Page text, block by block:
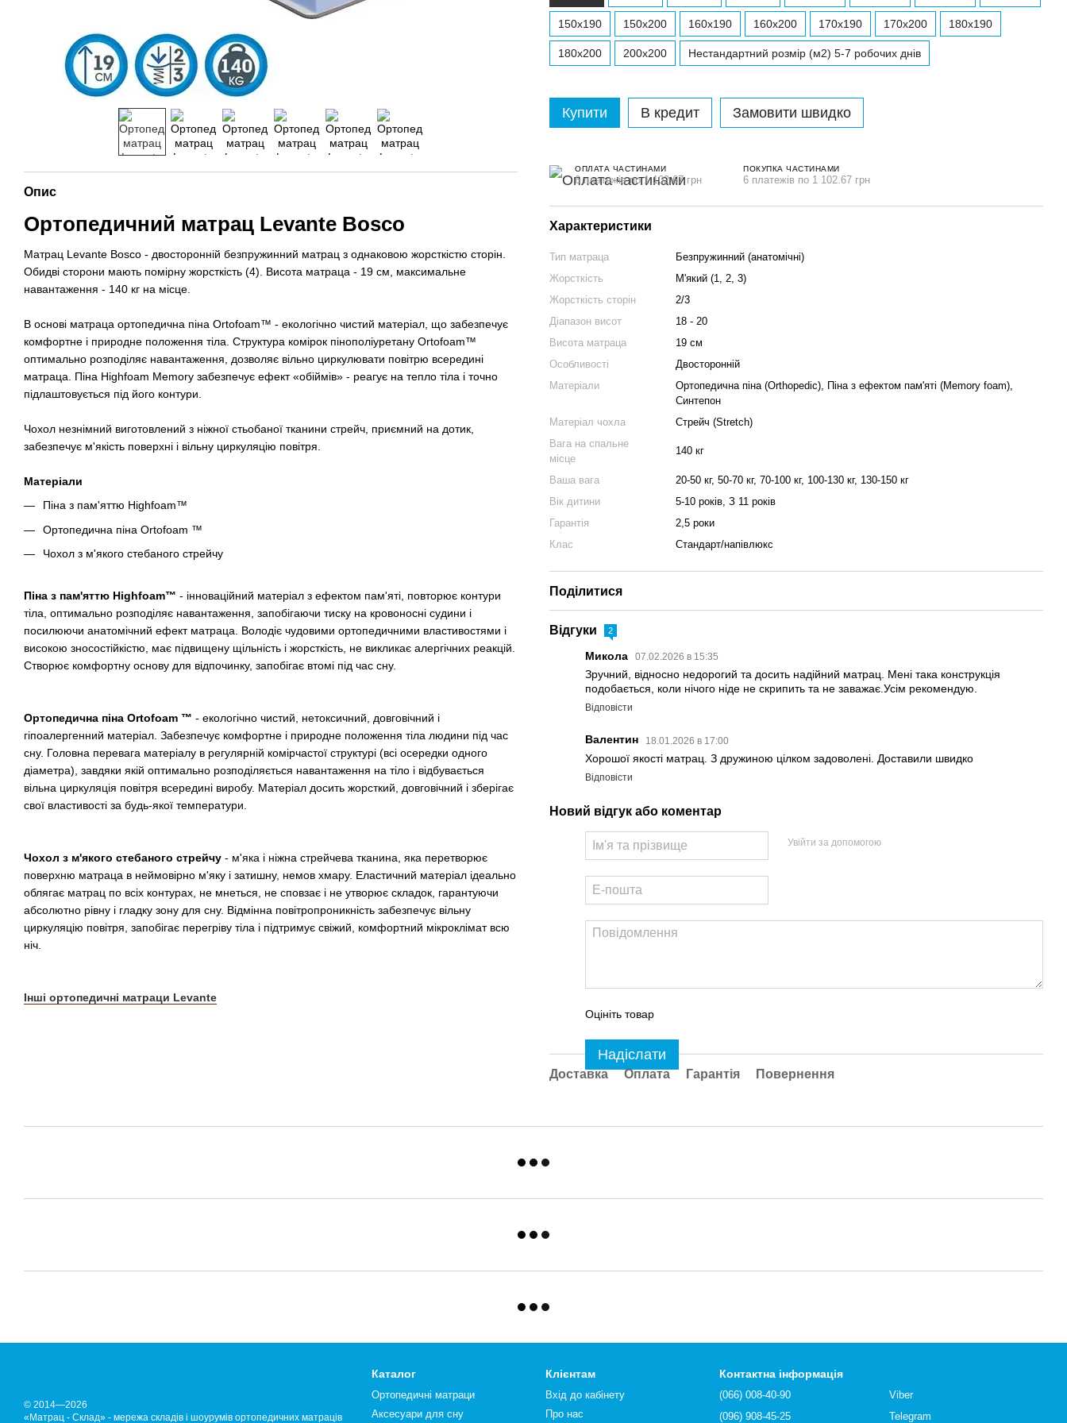
Опис
Ортопедичний матрац Levante Bosco
Матрац Levante Bosco - двосторонній безпружинний матрац з однаковою жорсткістю сторін.
Обидві сторони мають помірну жорсткість (4). Висота матраца - 19 см, максимальне
навантаження - 140 кг на місце.
В основі матраца ортопедична піна Ortofoam™ - екологічно чистий матеріал, що забезпечує
комфортне і природне положення тіла. Структура комірок пінополіуретану Ortofoam™
оптимально розподіляє навантаження, дозволяє вільно циркулювати повітрю всередині
матраца. Піна Highfoam Memory забезпечує ефект «обіймів» - реагує на тепло тіла і точно
підлаштовується під його контури.
Чохол незнімний виготовлений з ніжної стьобаної тканини стрейч, приємний на дотик,
забезпечує м'якість поверхні і вільну циркуляцію повітря.
Матеріали
Піна з пам'яттю Highfoam™
Ортопедична піна Ortofoam ™
Чохол з м'якого стебаного стрейчу
Піна з пам'яттю Highfoam™ - інноваційний матеріал з ефектом пам'яті, повторює контури
тіла, оптимально розподіляє навантаження, запобігаючи тиску на кровоносні судини і
посилюючи анатомічний ефект матраца. Володіє чудовими ортопедичними властивостями і
високою зносостійкістю, має підвищену щільність і жорсткість, не викликає алергічних реакцій.
Створює комфортну основу для відпочинку, запобігає втомі під час сну.
Ортопедична піна Ortofoam ™ - екологічно чистий, нетоксичний, довговічний і
гіпоалергенний матеріал. Забезпечує комфортне і природне положення тіла людини під час
сну. Головна перевага матеріалу в регулярній комірчастої структурі (всі осередки одного
діаметра), завдяки якій оптимально розподіляється навантаження на тіло і відбувається
вільна циркуляція повітря всередині виробу. Матеріал досить жорсткий, довговічний і зберігає
свої властивості за будь-якої температури.
Чохол з м'якого стебаного стрейчу - м'яка і ніжна стрейчева тканина, яка перетворює
поверхню матраца в неймовірно м'яку і затишну, немов хмару. Еластичний матеріал ідеально
облягає матрац по всіх контурах, не мнеться, не сповзає і не утворює складок, гарантуючи
абсолютно рівну і гладку зону для сну. Відмінна повітропроникність забезпечує вільну
циркуляцію повітря, запобігає перегріву тіла і підтримує свіжий, комфортний мікроклімат всю
ніч.
Інші ортопедичні матраци Levante
150x190 150x200 160x190 160x200 170x190 170x200 180x190
180x200 200x200 Нестандартний розмір (м2) 5-7 робочих днів
Купити В кредит Замовити швидко
ОПЛАТА ЧАСТИНАМИ
6 платежів по 1 102.67 грн
ПОКУПКА ЧАСТИНАМИ
6 платежів по 1 102.67 грн
Характеристики
Тип матраца
Безпружинний (анатомічні)
Жорсткість
М'який (1, 2, 3)
Жорсткість сторін
2/3
Діапазон висот
18 - 20
Висота матраца
19 см
Особливості
Двосторонній
Матеріали
Ортопедична піна (Orthopedic), Піна з ефектом пам'яті (Memory foam),
Синтепон
Матеріал чохла
Стрейч (Stretch)
Вага на спальне
місце
140 кг
Ваша вага
20-50 кг, 50-70 кг, 70-100 кг, 100-130 кг, 130-150 кг
Вік дитини
5-10 років, З 11 років
Гарантія
2,5 роки
Клас
Стандарт/напівлюкс
Поділитися
Відгуки 2
Микола 07.02.2026 в 15:35
Зручний, відносно недорогий та досить надійний матрац. Мені така конструкція
подобається, коли нічого ніде не скрипить та не заважає.Усім рекомендую.
Відповісти
Валентин 18.01.2026 в 17:00
Хорошої якості матрац. З дружиною цілком задоволені. Доставили швидко
Відповісти
Новий відгук або коментар
Увійти за допомогою
Оцініть товар
Надіслати
Доставка Оплата Гарантія Повернення
© 2014—2026
«Матрац - Склад» - мережа складів і шоурумів ортопедичних матраців
Каталог
Ортопедичні матраци
Аксесуари для сну
Клієнтам
Вхід до кабінету
Про нас
Контактна інформація
(066) 008-40-90
(096) 908-45-25
Viber
Telegram